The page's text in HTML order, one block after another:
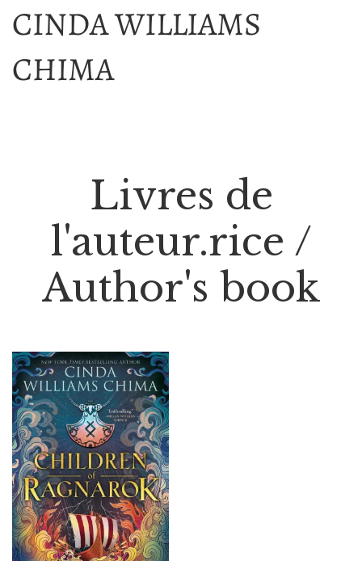
CINDA WILLIAMS
CHIMA
Livres de
l'auteur.rice /
Author's book